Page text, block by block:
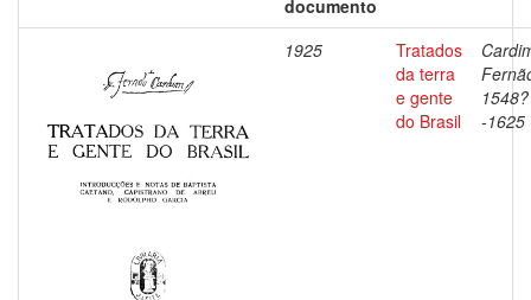
documento
1925
Tratados
da terra
e gente
do Brasil
1548?
-1625